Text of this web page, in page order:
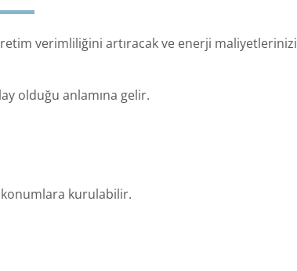
verimliliğini artıracak ve enerji maliyetlerinizi
olduğu anlamına gelir.
konumlara kurulabilir.